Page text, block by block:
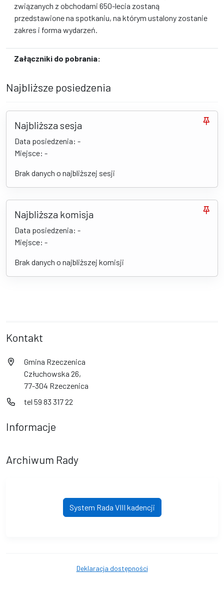
związanych z obchodami 650-lecia zostaną
przedstawione na spotkaniu, na którym ustalony zostanie
zakres i forma wydarzeń.
Załączniki do pobrania:
Najbliższe posiedzenia
Najbliższa sesja
Data posiedzenia: -
Miejsce: -
Brak danych o najbliższej sesji
Najbliższa komisja
Data posiedzenia: -
Miejsce: -
Brak danych o najbliższej komisji
Kontakt
Gmina Rzeczenica
Człuchowska 26,
77-304 Rzeczenica
tel 59 83 317 22
Informacje
Archiwum Rady
System Rada VIII kadencji
Deklaracja dostępności